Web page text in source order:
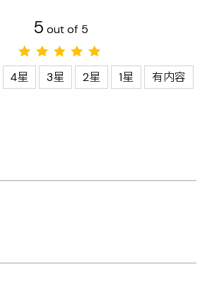
5 out of 5
4星 3星 2星 1星 有内容